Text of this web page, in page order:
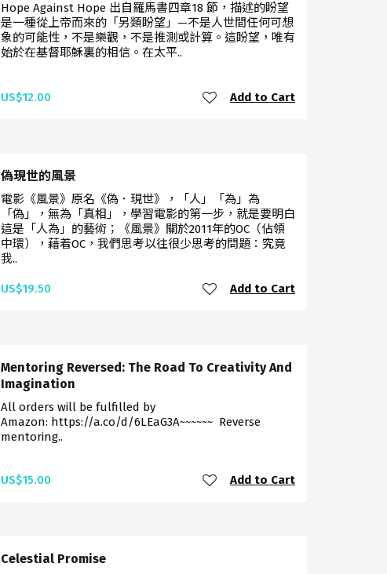
Hope Against Hope 出自羅馬書四章18 節，描述的盼望
是一種從上帝而來的「另類盼望」—不是人世間任何可想
象的可能性，不是樂觀，不是推測或計算。這盼望，唯有
始於在基督耶穌裏的相信。在太平..
US$12.00 Add to Cart
偽現世的風景
電影《風景》原名《偽．現世》，「人」「為」為
「偽」，無為「真相」，學習電影的第一步，就是要明白
這是「人為」的藝術；《風景》關於2011年的OC（佔領
中環），藉着OC，我們思考以往很少思考的問題：究竟
我..
US$19.50 Add to Cart
Mentoring Reversed: The Road To Creativity And
Imagination
All orders will be fulfilled by
Amazon: https://a.co/d/6LEaG3A~~~~~~ Reverse
mentoring..
US$15.00 Add to Cart
Celestial Promise